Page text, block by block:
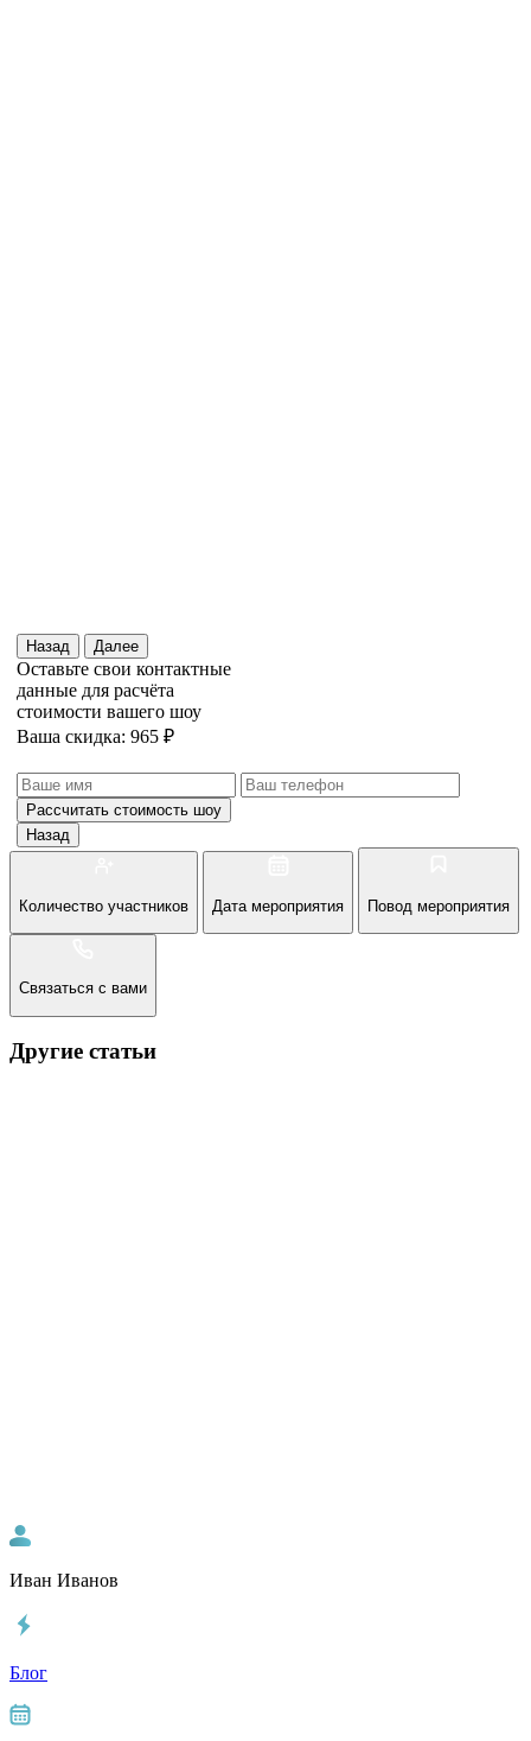
Назад Далее
Оставьте свои контактные
данные для расчёта
стоимости вашего шоу
Ваша скидка: 965 ₽
Рассчитать стоимость шоу
Назад
Количество участников Дата мероприятия Повод мероприятия
Связаться с вами
Другие статьи
Иван Иванов
Блог